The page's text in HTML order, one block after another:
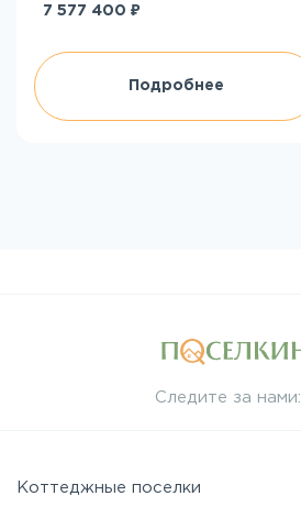
7 577 400 ₽
Подробнее
Следите за нами:
Коттеджные поселки